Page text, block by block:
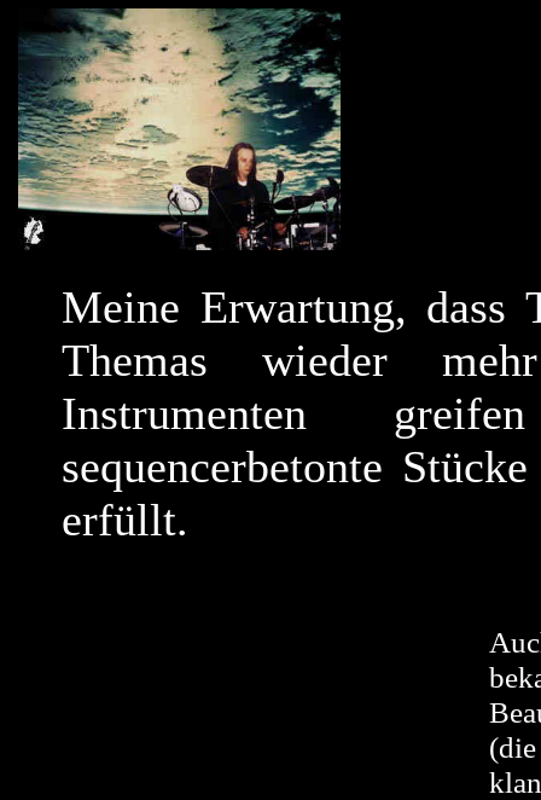
Meine Erwartung, dass
Themas wieder
Instrumenten
sequencerbetonte
erfüllt.